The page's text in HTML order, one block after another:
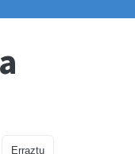
Erraztu